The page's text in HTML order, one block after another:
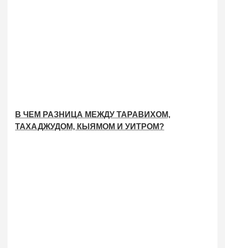
В ЧЕМ РАЗНИЦА МЕЖДУ ТАРАВИХОМ,
ТАХАДЖУДОМ, КЫЯМОМ И УИТРОМ?